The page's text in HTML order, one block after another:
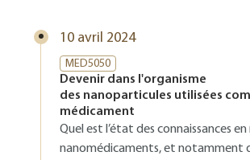
10 avril 2024
MED5050
Devenir dans l'organisme
des nanoparticules utilisées
médicament
Quel est l’état des connaissances
nanomédicaments, et notamment